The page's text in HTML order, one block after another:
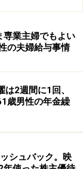
した「現金6
経験し、仕事
とがありまし
すり眠れるこ
として、市場
り現金がある
業主婦でもよい
の夫婦給与事情
2週間に1回、
歳男性の年金繰
シュバック。映